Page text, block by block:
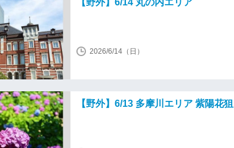
【野外】6/14 丸の内エリア
2026/6/14（日）
【野外】6/13 多摩川エリア 紫陽花